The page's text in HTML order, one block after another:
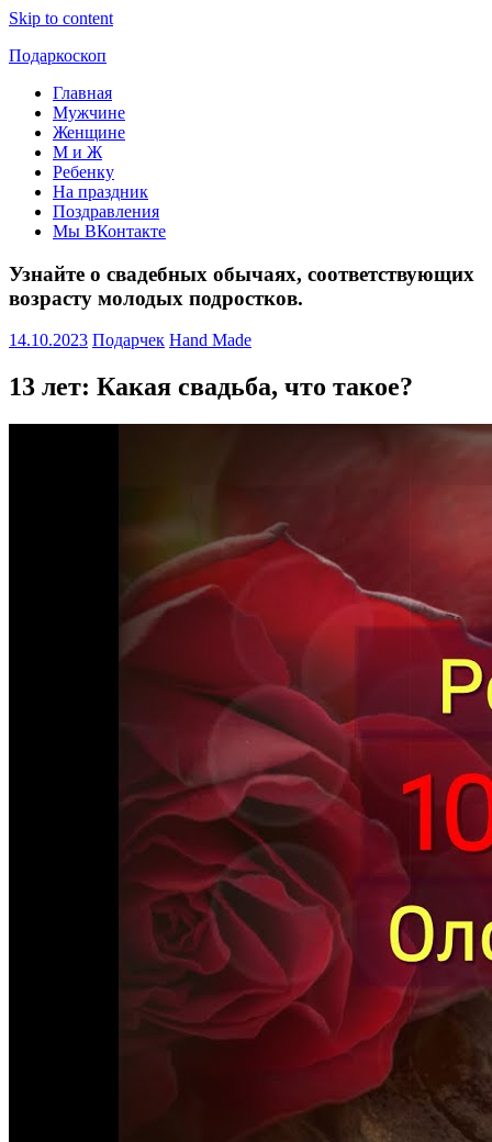
Skip to content
Подаркоскоп
Поможем
выбрать
подарить
Главная
Мужчине
Женщине
М и Ж
Ребенку
На праздник
Поздравления
Мы ВКонтакте
Узнайте о свадебных обычаях, соответствующих
возрасту молодых подростков.
14.10.2023 Подарчек Hand Made
13 лет: Какая свадьба, что такое?